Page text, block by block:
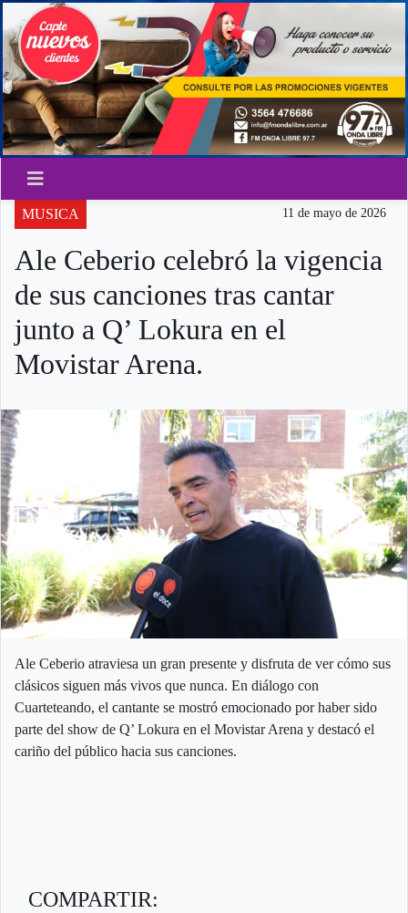
MUSICA 11 de mayo de 2026
Ale Ceberio celebró la vigencia
de sus canciones tras cantar
junto a Q’ Lokura en el
Movistar Arena.
Ale Ceberio atraviesa un gran presente y disfruta de ver cómo sus
clásicos siguen más vivos que nunca. En diálogo con
Cuarteteando, el cantante se mostró emocionado por haber sido
parte del show de Q’ Lokura en el Movistar Arena y destacó el
cariño del público hacia sus canciones.
COMPARTIR: